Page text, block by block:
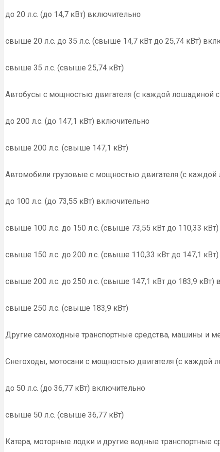
до 20 л.с. (до 14,7 кВт) включительно
свыше 20 л.с. до 35 л.с. (свыше 14,7 кВт до 25,74 кВт)
свыше 35 л.с. (свыше 25,74 кВт)
Автобусы с мощностью двигателя (с каждой лошадиной
до 200 л.с. (до 147,1 кВт) включительно
свыше 200 л.с. (свыше 147,1 кВт)
Автомобили грузовые с мощностью двигателя (с
до 100 л.с. (до 73,55 кВт) включительно
свыше 100 л.с. до 150 л.с. (свыше 73,55 кВт до 110,33
свыше 150 л.с. до 200 л.с. (свыше 110,33 кВт до 147,1
свыше 200 л.с. до 250 л.с. (свыше 147,1 кВт до 183,9 кВт)
свыше 250 л.с. (свыше 183,9 кВт)
Другие самоходные транспортные средства, машины и
Снегоходы, мотосани с мощностью двигателя (с каждой
до 50 л.с. (до 36,77 кВт) включительно
свыше 50 л.с. (свыше 36,77 кВт)
Катера, моторные лодки и другие водные